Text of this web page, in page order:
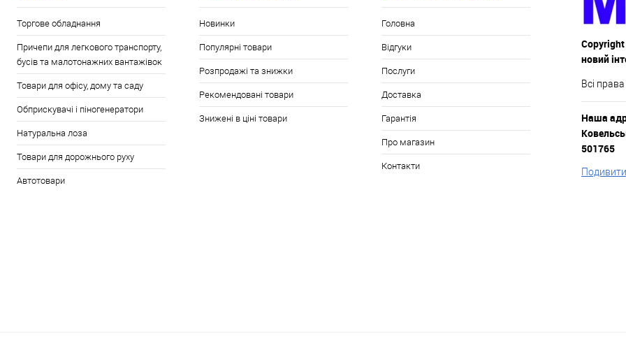
Торгове обладнання
Причепи для легкового транспорту,
бусів та малотонажних вантажівок
Товари для офісу, дому та саду
Обприскувачі і піногенератори
Натуральна лоза
Товари для дорожнього руху
Автотовари
Новинки
Популярні товари
Розпродажі та знижки
Рекомендовані товари
Знижені в ціні товари
Головна
Відгуки
Послуги
Доставка
Гарантія
Про магазин
Контакти
новий
Всі
Наша
501765